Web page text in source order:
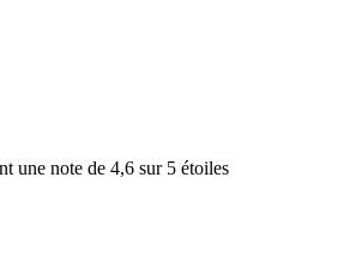
une note de 4,6 sur 5 étoiles